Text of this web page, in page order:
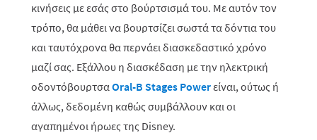
κινήσεις με εσάς στο βούρτσισμά του. Με αυτόν τον
τρόπο, θα μάθει να βουρτσίζει σωστά τα δόντια του
και ταυτόχρονα θα περνάει διασκεδαστικό χρόνο
μαζί σας. Εξάλλου η διασκέδαση με την ηλεκτρική
οδοντόβουρτσαOral-B Stages Powerείναι, ούτως ή
άλλως, δεδομένη καθώς συμβάλλουν και οι
αγαπημένοι ήρωες της Disney.